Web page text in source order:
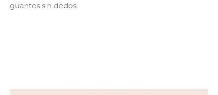
guantes sin dedos.